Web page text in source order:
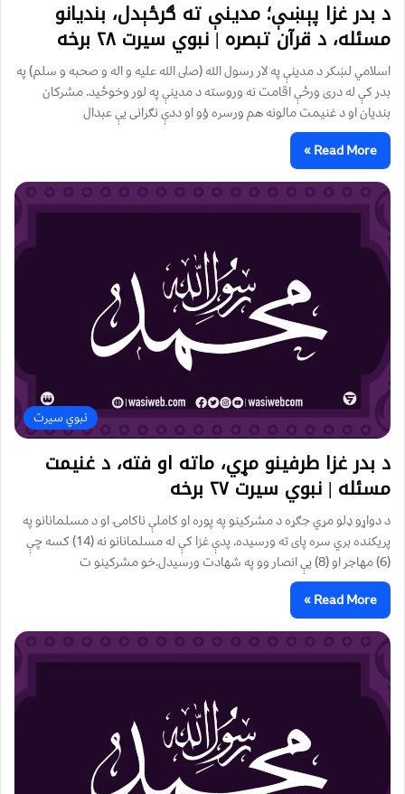
د بدر غزا پېښې؛ مدینې ته ګرځېدل، بندیانو
مسئله، د قرآن تبصره | نبوي سیرت ۲۸ برخه
اسلامي لښكر د مدينې په لار رسول الله (صلى الله عليه و اله و صحبه و سلم) په
بدر كې له درى ورځې اقامت نه وروسته د مدينې په لور وخوځيد. مشركان
بنديان او د غنيمت مالونه هم ورسره وْو او ددې نګرانى يې عبدال
Read More »
نبوي سیرت
د بدر غزا طرفینو مړي، ماته او فته، د غنیمت
مسئله | نبوي سیرت ۲۷ برخه
د دواړو ډلو مړي جګړه د مشركينو په پوره او كاملې ناكامۍ او د مسلمانانو په
پريكنده بري سره پاى ته ورسيده. پدې غزا كې له مسلمانانو نه (14) كسه چې
(6) مهاجر او (8) يې انصار وو په شهادت ورسيدل.خو مشركينو ت
Read More »